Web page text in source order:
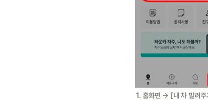
1. 홈화면 → [내 차 빌려주